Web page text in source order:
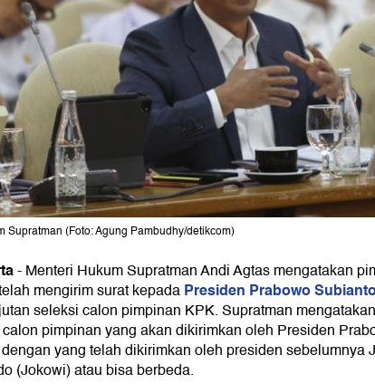
Supratman (Foto: Agung Pambudhy/detikcom)
-Menteri Hukum Supratman Andi Agtas mengatakan
mengirim surat kepadaPresiden Prabowo
seleksi calon pimpinan KPK. Supratman
pimpinan yang akan dikirimkan oleh Presiden
yang telah dikirimkan oleh presiden sebelumnya
(Jokowi) atau bisa berbeda.